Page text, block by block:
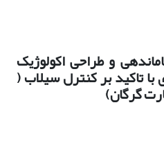
و طراحی اکولوژیک
تاکید بر کنترل سیلاب (
گرگان)